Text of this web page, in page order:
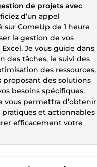
de projets avec
d’un appel
sur ComeUp de 1 heure
la gestion de vos
Je vous guide dans
des tâches, le suivi des
des ressources,
proposant des solutions
besoins spécifiques.
vous permettra d’obtenir
pratiques et actionnables
efficacement votre